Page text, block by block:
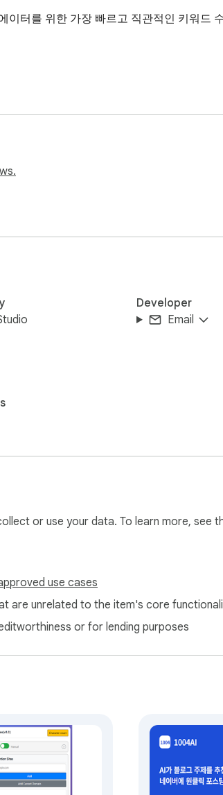
이터를 위한 가장 빠르고 직관적인 키워드
집합니다.
있습니다.
니다.
송하지 않습니다.
Developer
Email
or use your data. To learn more, see
use cases
are unrelated to the item's core
or for lending purposes